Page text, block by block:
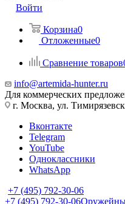
Войти
Корзина0
Отложенные0
Сравнение товаров
info@artemida-hunter.ru
Для коммерческих
г. Москва, ул.
Вконтакте
Telegram
YouTube
Одноклассники
WhatsApp
+7 (495) 792-30-06
+7 (495) 792-30-06